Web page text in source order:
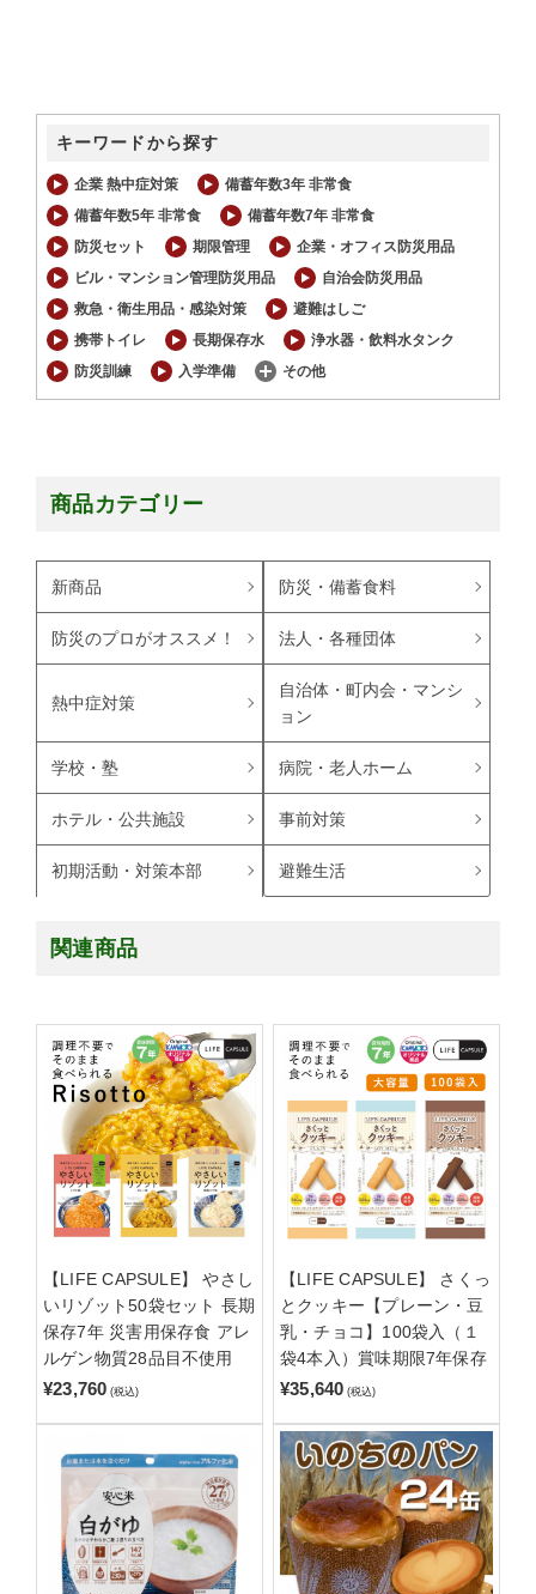
キーワードから探す
企業 熱中症対策
備蓄年数3年 非常食
備蓄年数5年 非常食
備蓄年数7年 非常食
防災セット
期限管理
企業・オフィス防災用品
ビル・マンション管理防災用品
自治会防災用品
救急・衛生用品・感染対策
避難はしご
携帯トイレ
長期保存水
浄水器・飲料水タンク
防災訓練
入学準備 その他
商品カテゴリー
新商品 防災・備蓄食料
防災のプロがオススメ！ 法人・各種団体
熱中症対策
自治体・町内会・マンシ
ョン
学校・塾 病院・老人ホーム
ホテル・公共施設 事前対策
初期活動・対策本部 避難生活
関連商品
【LIFE CAPSULE】 やさし
いリゾット50袋セット 長期
保存7年 災害用保存食 アレ
ルゲン物質28品目不使用
¥23,760 (税込)
【LIFE CAPSULE】 さくっ
とクッキー【プレーン・豆
乳・チョコ】100袋入（１
袋4本入）賞味期限7年保存
¥35,640 (税込)